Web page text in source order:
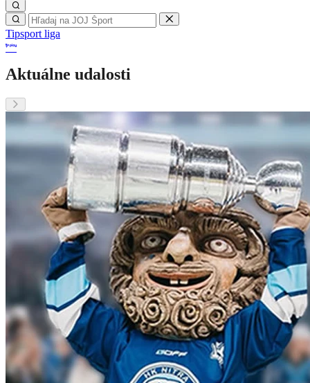
Tipsport liga
Aktuálne udalosti